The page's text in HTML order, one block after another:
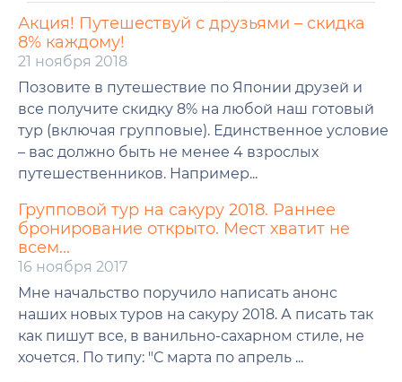
Акция! Путешествуй с друзьями – скидка
8% каждому!
21 ноября 2018
Позовите в путешествие по Японии друзей и
все получите скидку 8% на любой наш готовый
тур (включая групповые). Единственное условие
– вас должно быть не менее 4 взрослых
путешественников. Например...
Групповой тур на сакуру 2018. Раннее
бронирование открыто. Мест хватит не
всем...
16 ноября 2017
Мне начальство поручило написать анонс
наших новых туров на сакуру 2018. А писать так
как пишут все, в ванильно-сахарном стиле, не
хочется. По типу: "С марта по апрель ...